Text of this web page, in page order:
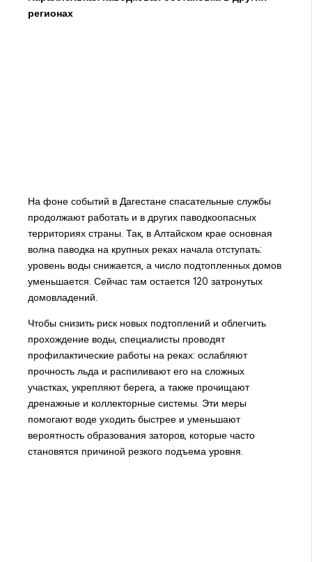
регионах
На фоне событий в Дагестане спасательные службы
продолжают работать и в других паводкоопасных
территориях страны. Так, в Алтайском крае основная
волна паводка на крупных реках начала отступать:
уровень воды снижается, а число подтопленных домов
уменьшается. Сейчас там остается 120 затронутых
домовладений.
Чтобы снизить риск новых подтоплений и облегчить
прохождение воды, специалисты проводят
профилактические работы на реках: ослабляют
прочность льда и распиливают его на сложных
участках, укрепляют берега, а также прочищают
дренажные и коллекторные системы. Эти меры
помогают воде уходить быстрее и уменьшают
вероятность образования заторов, которые часто
становятся причиной резкого подъема уровня.